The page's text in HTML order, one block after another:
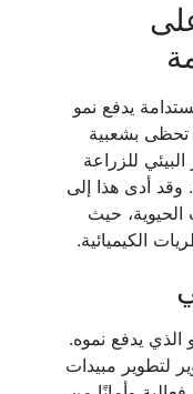
يدفع نمو
تحظى بشعبية
البيئي للزراعة
وقد أدى هذا إلى
حيث
الكيميائية.
الذي يدفع نموه.
لتطوير مبيدات